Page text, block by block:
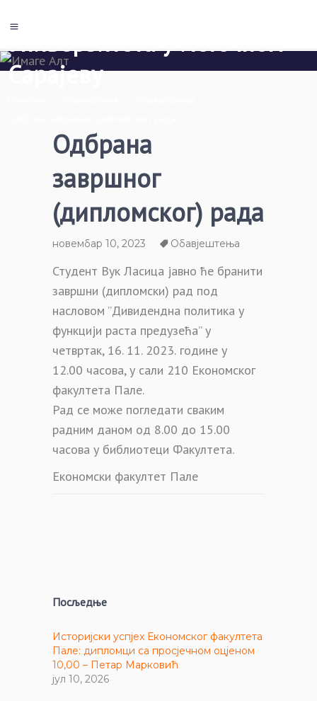
Сарајеву
Одбрана
завршног
(дипломског) рада
новембар 10, 2023 Обавјештења
Студент Вук Ласица јавно ће бранити
завршни (дипломски) рад под
насловом ”Дивидендна политика у
функцији раста предузећа”у
четвртак, 16. 11. 2023. године у
12.00 часова, у сали 210 Економског
факултета Пале.
Рад се може погледати сваким
радним даном од 8.00 до 15.00
часова у библиотеци Факултета.
Економски факултет Пале
Посљедње
Историјски успјех Економског факултета
Пале: дипломци са просјечном оцјеном
10,00 – Петар Марковић
јул 10, 2026